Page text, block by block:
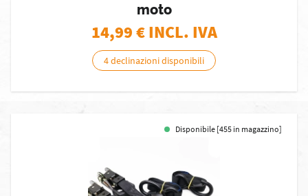
moto
14,99€ INCL. IVA
4 declinazioni disponibili
Disponibile [455 in magazzino]